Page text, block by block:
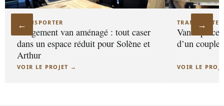
←
TRANSPORTER
Rangement van aménagé : tout caser
dans un espace réduit pour Solène et
Arthur
VOIR LE PROJET →
TRANSPORTER
Van 4
d’un couple
VOIR LE
→